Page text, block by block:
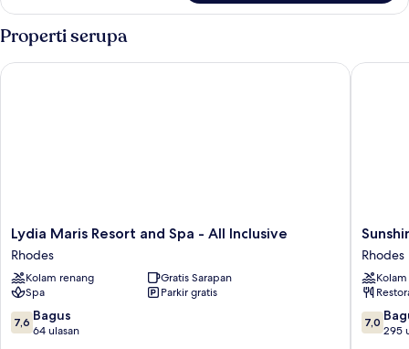
Kamar
Double
atau
Twin
Deluks
Properti serupa
Lydia
Maris
Resort
and
Spa
-
All
Lydia Maris Resort and Spa - All Inclusive
Rhodes
Kolam renang
Gratis Sarapan
Spa
Parkir gratis
7.6
dari
7,6 Bagus
64 ulasan
Lydia Maris Resort and Spa - All Inclusive
Rhodes
-
All
Inclusive
Rhodes
Rhodes
7.0
dari
7,0
295